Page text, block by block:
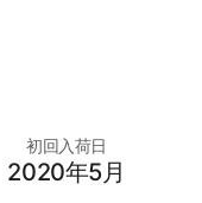
初回入荷日
2020年5月